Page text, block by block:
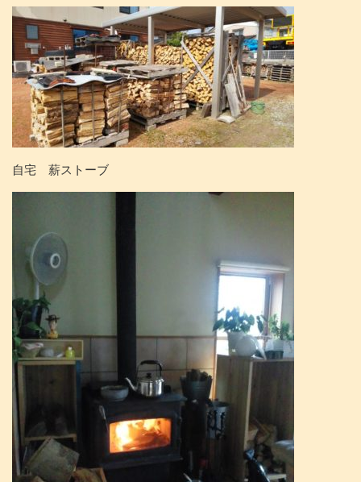
自宅 薪ストーブ